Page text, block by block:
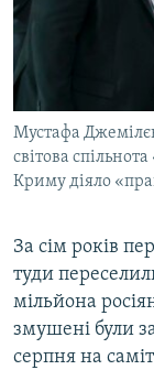
ВІДЕОУРОКИ
СВІДЧЕННЯ
УКРАЇНСЬКА
ІНФОГРАФІКА
Русский
Qırımtatar
ДОЛУЧАЙСЯ!
Усі сайти
Мустафа
світова
Криму діяло
За сім років
туди
мільйона
змушені були
серпня на